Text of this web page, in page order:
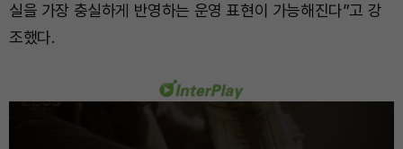
실을 가장 충실하게 반영하는 운영 표현이 가능해진다”고 강
조했다.